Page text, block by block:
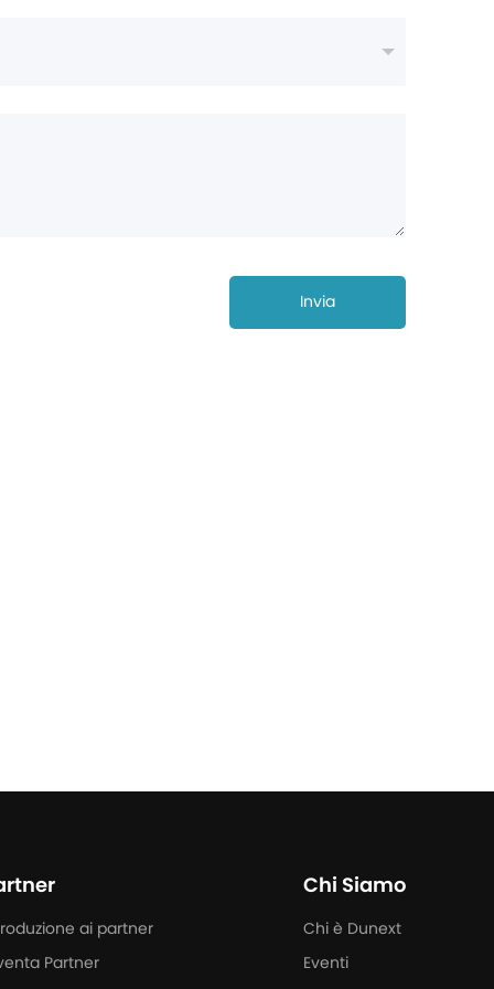
Invia
ai partner
Partner
Chi Siamo
Chi è Dunext
Eventi